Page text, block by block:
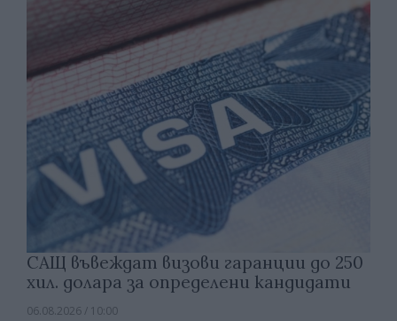
САЩ въвеждат визови гаранции до 250
хил. долара за определени кандидати
06.08.2026 / 10:00